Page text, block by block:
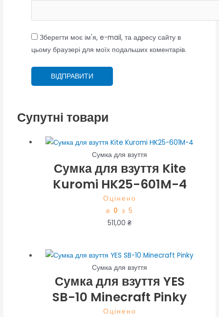
Зберегти моє ім'я, e-mail, та адресу сайту в
цьому браузері для моїх подальших коментарів.
Супутні товари
Сумка для взуття
Сумка для взуття Kite
Kuromi HK25-601M-4
Оцінено
в 0 з 5
511,00₴
Сумка для взуття
Сумка для взуття YES
SB-10 Minecraft Pinky
Оцінено